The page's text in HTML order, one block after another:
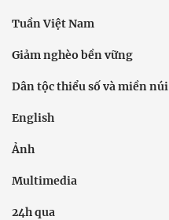
Tuần Việt Nam
Giảm nghèo bền vững
Dân tộc thiểu số và miền núi
English
Ảnh
Multimedia
24h qua